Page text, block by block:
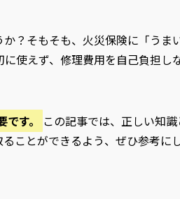
？そもそも、火災保険に「うま
使えず、修理費用を自己負担し
す。
この記事では、正しい知識
ことができるよう、ぜひ参考に